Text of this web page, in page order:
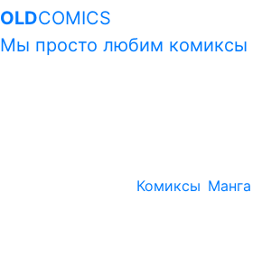
OLDCOMICS
Мы просто любим комиксы
Комиксы Манга